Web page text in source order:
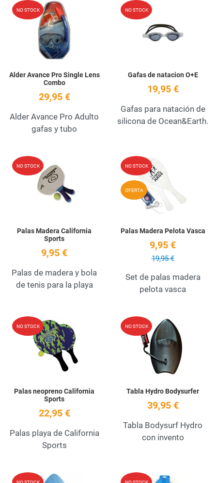
NO STOCK Add to Wishlist
Alder Avance Pro Single Lens
Combo
29,95 €
Alder Avance Pro Adulto
gafas y tubo
NO STOCK
Gafas de natacion O+E
19,95 €
Gafas para natación de
silicona de Ocean&Earth.
NO STOCK Add to Wishlist
Quick View
Palas Madera California
Sports
9,95 €
Palas de madera y bola
de tenis para la playa
NO STOCK
OFERTA
Palas Madera Pelota Vasca
9,95 €
19,95 €
Set de palas madera
pelota vasca
NO STOCK Add to Wishlist
Quick View
Palas neopreno California
Sports
22,95 €
Palas playa de California
Sports
NO STOCK
Tabla Hydro Bodysurfer
39,95 €
Tabla Bodysurf Hydro
con invento
Add to Wishlist